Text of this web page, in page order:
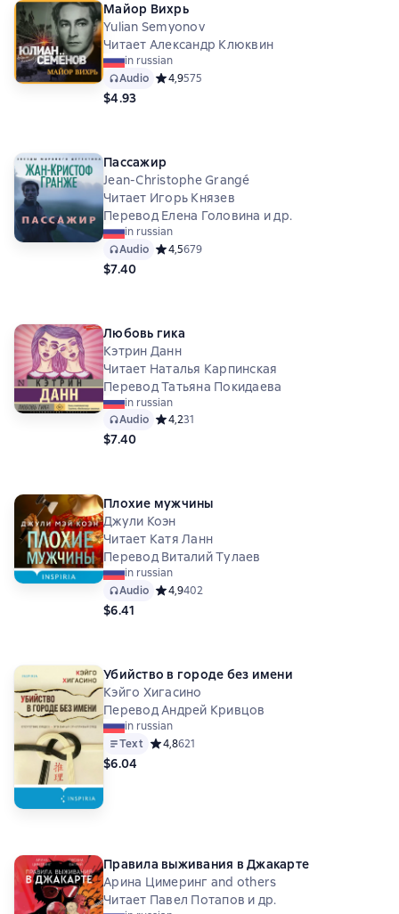
Майор Вихрь
Yulian Semyonov
Читает Александр Клюквин
in russian
Audio Средний рейтинг 4,9 на основе 575 оценок
4,9575
$4.93
Пассажир
Jean-Christophe Grangé
Читает Игорь Князев
Перевод Елена Головина и др.
in russian
Audio Средний рейтинг 4,5 на основе 679 оценок
4,5679
$7.40
Любовь гика
Кэтрин Данн
Читает Наталья Карпинская
Перевод Татьяна Покидаева
in russian
Audio Средний рейтинг 4,2 на основе 31 оценок
4,231
$7.40
Плохие мужчины
Джули Коэн
Читает Катя Ланн
Перевод Виталий Тулаев
in russian
Audio Средний рейтинг 4,9 на основе 402 оценок
4,9402
$6.41
Убийство в городе без имени
Кэйго Хигасино
Перевод Андрей Кривцов
in russian
Text Средний рейтинг 4,8 на основе 621 оценок
4,8621
$6.04
Правила выживания в Джакарте
Арина Цимеринг and others
Читает Павел Потапов и др.